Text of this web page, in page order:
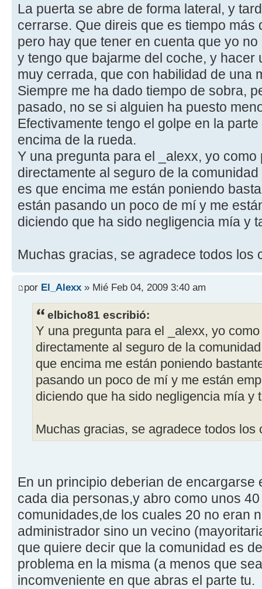
La puerta se abre de forma lateral, y
cerrarse. Que direis que es tiempo más
pero hay que tener en cuenta que yo
y tengo que bajarme del coche, y hacer
muy cerrada, que con habilidad de una
Siempre me ha dado tiempo de sobra,
pasado, no se si alguien ha puesto
Efectivamente tengo el golpe en la
encima de la rueda.
Y una pregunta para el _alexx, yo
directamente al seguro de la
es que encima me están poniendo
están pasando un poco de mí y me
diciendo que ha sido negligencia mía y
Muchas gracias, se agradece todos los
por El_Alexx » Mié Feb 04, 2009 3:40 am
elbicho81 escribió:
Y una pregunta para el _alexx, yo
directamente al seguro de la
que encima me están poniendo
pasando un poco de mí y me están
diciendo que ha sido negligencia mía y
Muchas gracias, se agradece todos los
En un principio deberian de encargarse
cada dia personas,y abro como unos
comunidades,de los cuales 20 no eran
administrador sino un vecino
que quiere decir que la comunidad es
problema en la misma (a menos que
incomveniente en que abras el parte tu.